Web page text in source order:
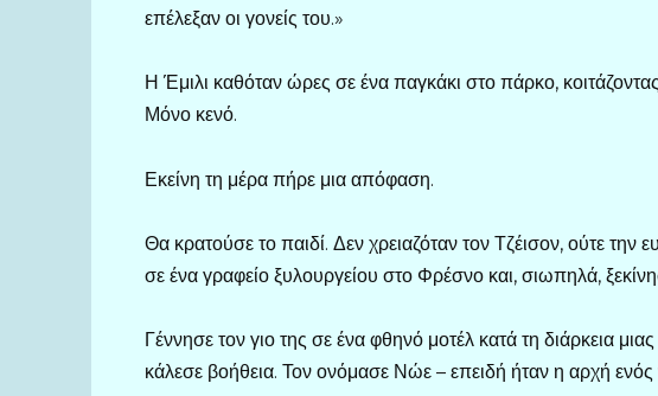
επέλεξαν οι γονείς του.»
Η Έμιλι καθόταν ώρες σε ένα παγκάκι στο πάρκο,
Μόνο κενό.
Εκείνη τη μέρα πήρε μια απόφαση.
Θα κρατούσε το παιδί. Δεν χρειαζόταν τον Τζέισον, ούτε την
σε ένα γραφείο ξυλουργείου στο Φρέσνο και, σιωπηλά,
Γέννησε τον γιο της σε ένα φθηνό μοτέλ κατά τη διάρκεια
κάλεσε βοήθεια. Τον ονόμασε Νώε – επειδή ήταν η αρχή ενός